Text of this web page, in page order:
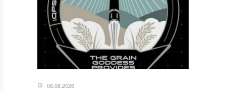
06.08.2026